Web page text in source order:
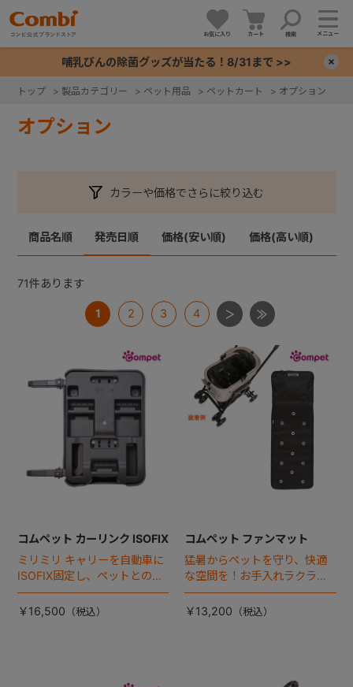
お気に入り カート 検索 メニュー
哺乳びんの除菌グッズが当たる！8/31まで >>
トップ > 製品カテゴリー > ペット用品 > ペットカート > オプション
オプション
カラーや価格でさらに絞り込む
商品名順 発売日順 価格(安い順) 価格(高い順)
71件あります
1 2 3 4
コムペット カーリンク ISOFIX
ミリミリ キャリーを自動車に
ISOFIX固定し、ペットとの車
移動をカンタン・快適に！
￥16,500
コムペット ファンマット
猛暑からペットを守り、快適
な空間を！お手入れラクラク
な「ファンマット」が登場！
￥13,200